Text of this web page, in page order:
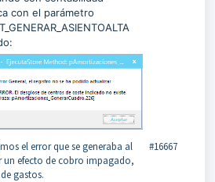
con el parámetro
el error que se generaba al
un efecto de cobro impagado,
gastos.
#16667